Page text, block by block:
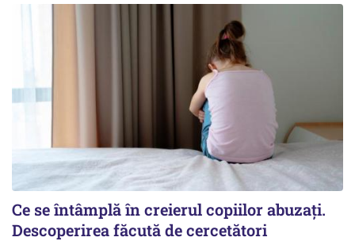
Ce se întâmplă în creierul copiilor abuzați.
Descoperirea făcută de cercetători